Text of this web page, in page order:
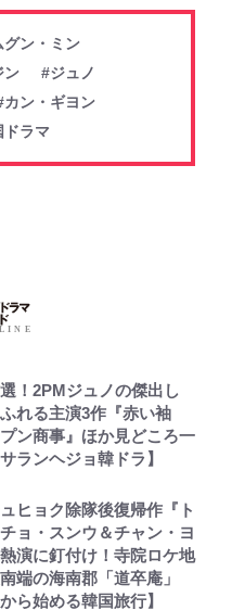
グン・ミン
ン
#ジュノ
カン・ギヨン
ドラマ
！2PMジュノの傑出し
れる主演3作『赤い袖
ン商事』ほか見どころ一
ランヘジョ韓ドラ】
ヒョク除隊後復帰作『ト
ョ・スンウ＆チャン・ヨ
演に釘付け！寺院ロケ地
端の海南郡「道卒庵」
ら始める韓国旅行】